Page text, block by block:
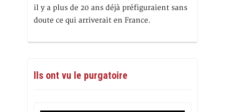
il y a plus de 20 ans déjà préfiguraient sans
doute ce qui arriverait en France.
Ils ont vu le purgatoire